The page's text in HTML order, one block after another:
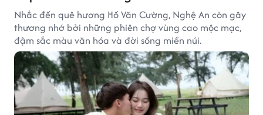
Nhắc đến quê hương Hồ Văn Cường, Nghệ An còn gây
thương nhớ bởi những phiên chợ vùng cao mộc mạc,
đậm sắc màu văn hóa và đời sống miền núi.